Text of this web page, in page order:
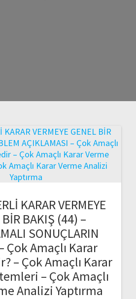
KARAR VERMEYE
BİR BAKIŞ (44) –
SONUÇLARIN
Çok Amaçlı Karar
– Çok Amaçlı Karar
– Çok Amaçlı
Analizi Yaptırma